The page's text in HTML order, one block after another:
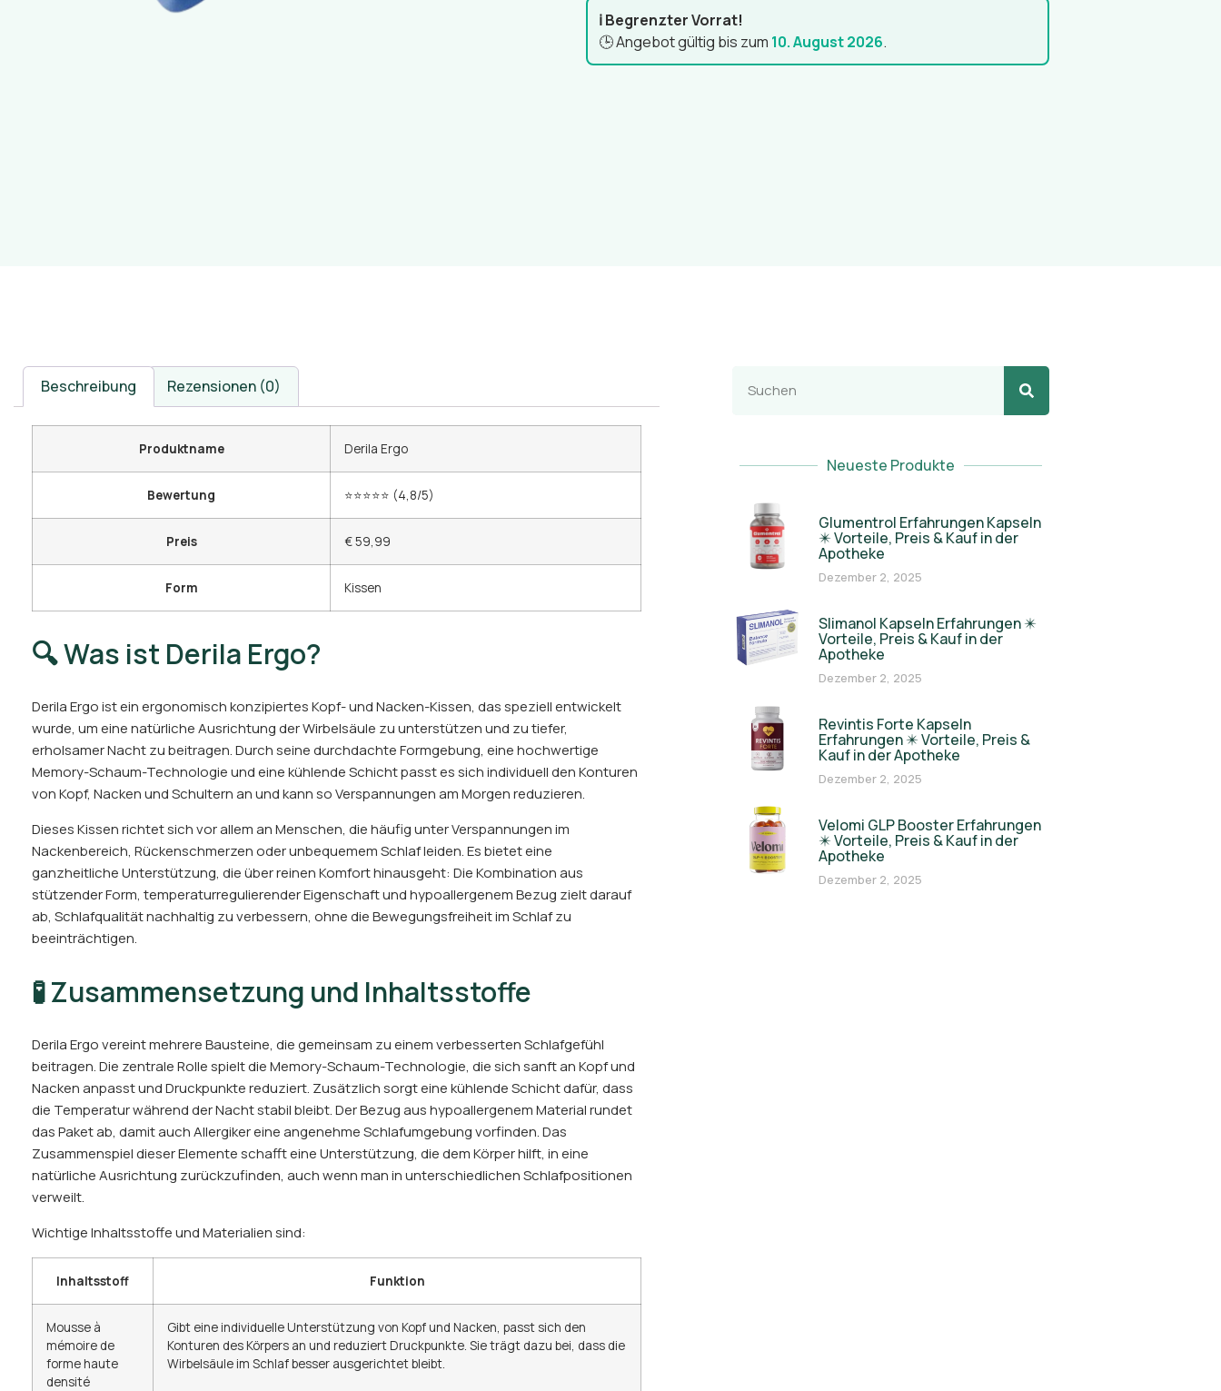
ℹ️ Begrenzter Vorrat!
🕒 Angebot gültig bis zum 10. August 2026.
Beschreibung Rezensionen (0)
Produktname Derila Ergo
Bewertung ⭐⭐⭐⭐⭐ (4,8/5)
Preis € 59,99
Form Kissen
🔍 Was ist Derila Ergo?
Derila Ergo ist ein ergonomisch konzipiertes Kopf- und Nacken-Kissen, das speziell entwickelt
wurde, um eine natürliche Ausrichtung der Wirbelsäule zu unterstützen und zu tiefer,
erholsamer Nacht zu beitragen. Durch seine durchdachte Formgebung, eine hochwertige
Memory-Schaum-Technologie und eine kühlende Schicht passt es sich individuell den Konturen
von Kopf, Nacken und Schultern an und kann so Verspannungen am Morgen reduzieren.
Dieses Kissen richtet sich vor allem an Menschen, die häufig unter Verspannungen im
Nackenbereich, Rückenschmerzen oder unbequemem Schlaf leiden. Es bietet eine
ganzheitliche Unterstützung, die über reinen Komfort hinausgeht: Die Kombination aus
stützender Form, temperaturregulierender Eigenschaft und hypoallergenem Bezug zielt darauf
ab, Schlafqualität nachhaltig zu verbessern, ohne die Bewegungsfreiheit im Schlaf zu
beeinträchtigen.
🧪 Zusammensetzung und Inhaltsstoffe
Derila Ergo vereint mehrere Bausteine, die gemeinsam zu einem verbesserten Schlafgefühl
beitragen. Die zentrale Rolle spielt die Memory-Schaum-Technologie, die sich sanft an Kopf und
Nacken anpasst und Druckpunkte reduziert. Zusätzlich sorgt eine kühlende Schicht dafür, dass
die Temperatur während der Nacht stabil bleibt. Der Bezug aus hypoallergenem Material rundet
das Paket ab, damit auch Allergiker eine angenehme Schlafumgebung vorfinden. Das
Zusammenspiel dieser Elemente schafft eine Unterstützung, die dem Körper hilft, in eine
natürliche Ausrichtung zurückzufinden, auch wenn man in unterschiedlichen Schlafpositionen
verweilt.
Wichtige Inhaltsstoffe und Materialien sind:
Inhaltsstoff Funktion
Mousse à
mémoire de
forme haute
densité
Gibt eine individuelle Unterstützung von Kopf und Nacken, passt sich den
Konturen des Körpers an und reduziert Druckpunkte. Sie trägt dazu bei, dass die
Wirbelsäule im Schlaf besser ausgerichtet bleibt.
Neueste Produkte
Glumentrol Erfahrungen Kapseln
✴️ Vorteile, Preis & Kauf in der
Apotheke
Dezember 2, 2025
Slimanol Kapseln Erfahrungen ✴️
Vorteile, Preis & Kauf in der
Apotheke
Dezember 2, 2025
Revintis Forte Kapseln
Erfahrungen ✴️ Vorteile, Preis &
Kauf in der Apotheke
Dezember 2, 2025
Velomi GLP Booster Erfahrungen
✴️ Vorteile, Preis & Kauf in der
Apotheke
Dezember 2, 2025